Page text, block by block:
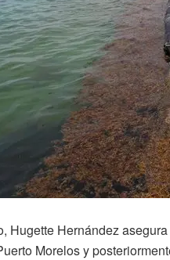
Hugette Hernández
Morelos y